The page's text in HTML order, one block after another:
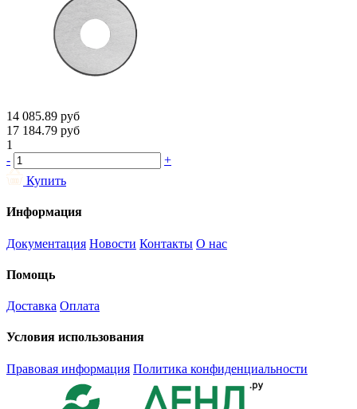
14 085.89 руб
17 184.79 руб
1
-
+
Купить
Информация
Документация Новости Контакты О нас
Помощь
Доставка Оплата
Условия использования
Правовая информация Политика конфиденциальности